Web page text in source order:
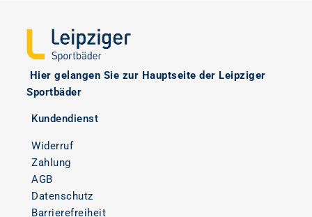
Hier gelangen Sie zur Hauptseite der Leipziger
Sportbäder
Kundendienst
Widerruf
Zahlung
AGB
Datenschutz
Barrierefreiheit